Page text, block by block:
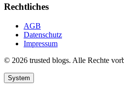
Rechtliches
AGB
Datenschutz
Impressum
© 2026 trusted blogs. Alle Rechte
System